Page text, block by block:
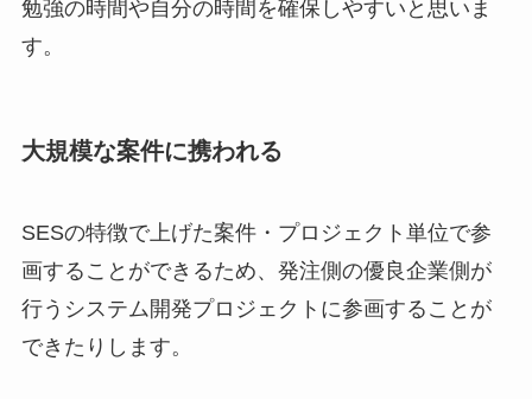
勉強の時間や自分の時間を確保しやすいと思いま
す。
大規模な案件に携われる
SESの特徴で上げた案件・プロジェクト単位で参
画することができるため、発注側の優良企業側が
行うシステム開発プロジェクトに参画することが
できたりします。